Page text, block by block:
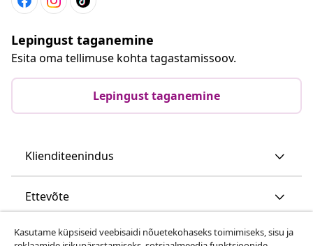
Lepingust taganemine
Esita oma tellimuse kohta tagastamissoov.
Lepingust taganemine
Klienditeenindus
Ettevõte
vidaXL
Kasutame küpsiseid veebisaidi nõuetekohaseks toimimiseks, sisu ja